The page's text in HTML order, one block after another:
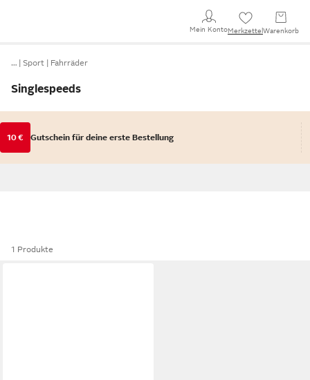
Mein KontoMerkzettel Warenkorb
… Sport Fahrräder
Singlespeeds
10 € Gutschein für deine erste Bestellung
1 Produkte